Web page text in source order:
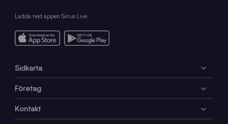
Ladda ned appen Sirius Live
Sidkarta
Företag
Kontakt